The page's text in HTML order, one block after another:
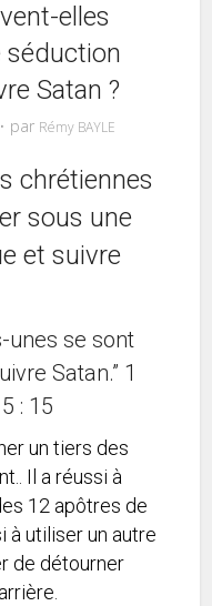
elles
séduction
Satan ?
par Rémy BAYLE
chrétiennes
sous une
et suivre
unes se sont
Satan.” 1
: 15
un tiers des
Il a réussi à
12 apôtres de
à utiliser un autre
de détourner